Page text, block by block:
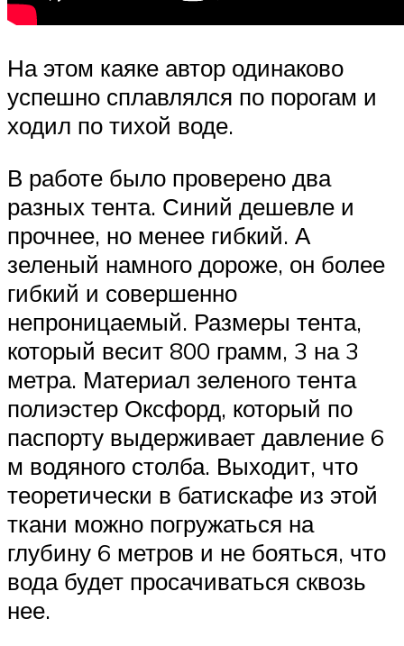
На этом каяке автор одинаково
успешно сплавлялся по порогам и
ходил по тихой воде.
В работе было проверено два
разных тента. Синий дешевле и
прочнее, но менее гибкий. А
зеленый намного дороже, он более
гибкий и совершенно
непроницаемый. Размеры тента,
который весит 800 грамм, 3 на 3
метра. Материал зеленого тента
полиэстер Оксфорд, который по
паспорту выдерживает давление 6
м водяного столба. Выходит, что
теоретически в батискафе из этой
ткани можно погружаться на
глубину 6 метров и не бояться, что
вода будет просачиваться сквозь
нее.